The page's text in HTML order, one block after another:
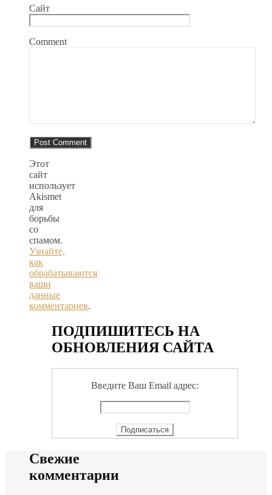
Сайт
Comment
Этот
сайт
использует
Akismet
для
борьбы
со
спамом.
Узнайте,
как
обрабатываются
ваши
данные
комментариев.
ПОДПИШИТЕСЬ НА
ОБНОВЛЕНИЯ САЙТА
Введите Ваш Email адрес:
Свежие
комментарии